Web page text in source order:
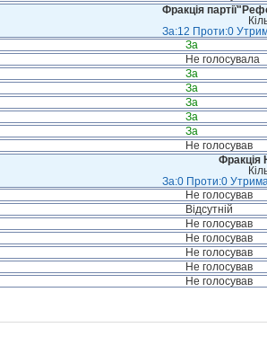
Фракція
За:12 Проти:0
За
Не голосувала
За
За
За
За
За
Не голосував
Фракція
За:0 Проти:0
Не голосував
Відсутній
Не голосував
Не голосував
Не голосував
Не голосував
Не голосував